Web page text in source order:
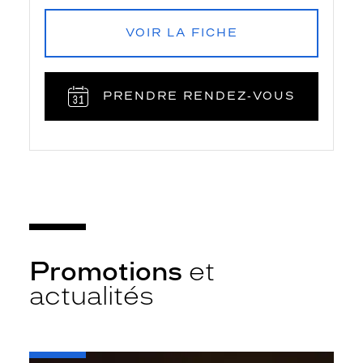
VOIR LA FICHE
PRENDRE RENDEZ‑VOUS
Promotions et
actualités
-